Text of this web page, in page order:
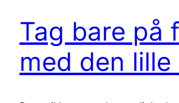
Tag bare på
med den lille